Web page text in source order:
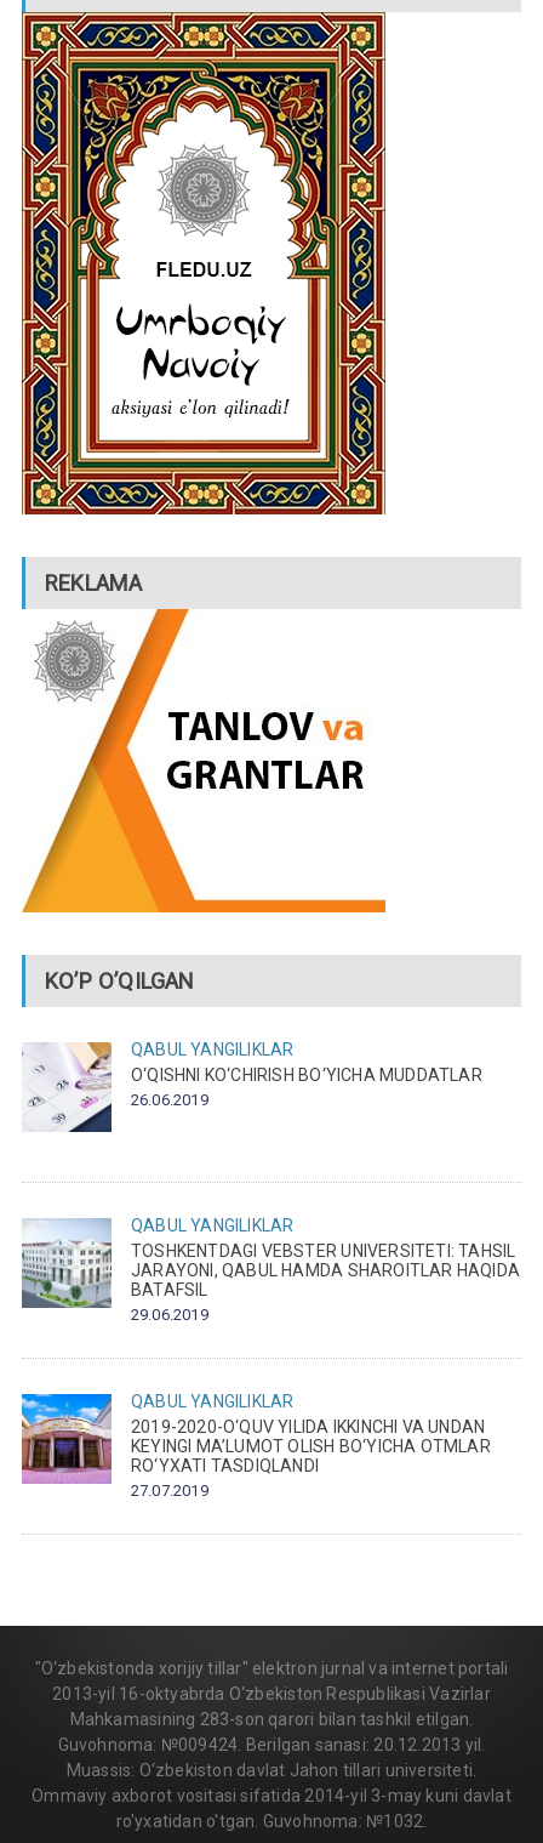
REKLAMA
KO’P O’QILGAN
QABUL
YANGILIKLAR
O‘QISHNI KO‘CHIRISH BO‘YICHA MUDDATLAR
26.06.2019
QABUL
YANGILIKLAR
TOSHKENTDAGI VEBSTER UNIVERSITETI: TAHSIL
JARAYONI, QABUL HAMDA SHAROITLAR HAQIDA
BATAFSIL
29.06.2019
QABUL
YANGILIKLAR
2019-2020-O‘QUV YILIDA IKKINCHI VA UNDAN
KEYINGI MA’LUMOT OLISH BO‘YICHA OTMLAR
RO‘YXATI TASDIQLANDI
27.07.2019
"O‘zbekistonda xorijiy tillar" elektron jurnal va internet portali
2013-yil 16-oktyabrda O‘zbekiston Respublikasi Vazirlar
Mahkamasining 283-son qarori bilan tashkil etilgan.
Guvohnoma: №009424. Berilgan sanasi: 20.12.2013 yil.
Muassis: O‘zbekiston davlat Jahon tillari universiteti.
Ommaviy axborot vositasi sifatida 2014-yil 3-may kuni davlat
ro'yxatidan o'tgan. Guvohnoma: №1032.